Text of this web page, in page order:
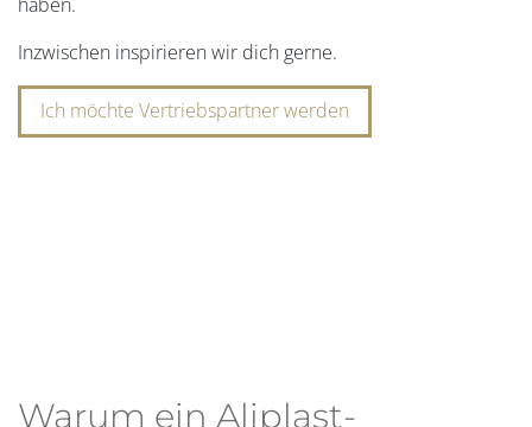
Inzwischen inspirieren wir dich gerne.
Ich möchte Vertriebspartner werden
Warum ein Aliplast-